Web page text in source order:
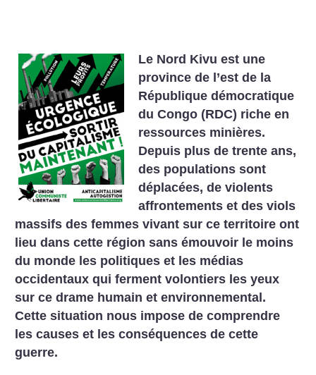
Le Nord Kivu est une
province de l’est de la
République démocratique
du Congo (RDC) riche en
ressources minières.
Depuis plus de trente ans,
des populations sont
déplacées, de violents
affrontements et des viols
massifs des ­femmes vivant sur ce territoire ont
lieu dans cette région sans émouvoir le moins
du monde les politiques et les médias
occidentaux qui ferment volontiers les yeux
sur ce drame humain et environnemental.
Cette situation nous impose de comprendre
les causes et les conséquences de cette
guerre.